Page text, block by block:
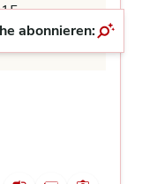
abonnieren: